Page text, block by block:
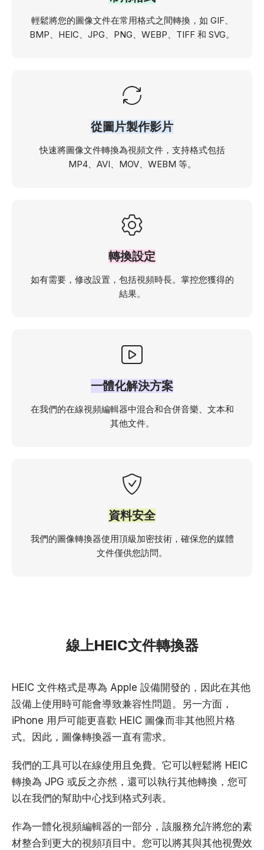
輕鬆將您的圖像文件在常用格式之間轉換，如 GIF、
BMP、HEIC、JPG、PNG、WEBP、TIFF 和 SVG。
從圖片製作影片
快速將圖像文件轉換為視頻文件，支持格式包括
MP4、AVI、MOV、WEBM 等。
轉換設定
如有需要，修改設置，包括視頻時長。掌控您獲得的
結果。
一體化解決方案
在我們的在線視頻編輯器中混合和合併音樂、文本和
其他文件。
資料安全
我們的圖像轉換器使用頂級加密技術，確保您的媒體
文件僅供您訪問。
線上HEIC文件轉換器
HEIC 文件格式是專為 Apple 設備開發的，因此在其他
設備上使用時可能會導致兼容性問題。另一方面，
iPhone 用戶可能更喜歡 HEIC 圖像而非其他照片格
式。因此，圖像轉換器一直有需求。
我們的工具可以在線使用且免費。它可以輕鬆將 HEIC
轉換為 JPG 或反之亦然，還可以執行其他轉換，您可
以在我們的幫助中心找到格式列表。
作為一體化視頻編輯器的一部分，該服務允許將您的素
材整合到更大的視頻項目中。您可以將其與其他視覺效